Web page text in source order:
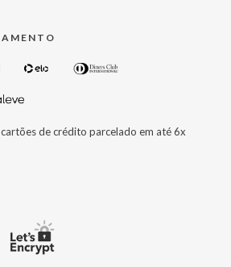
de crédito parcelado em até 6x